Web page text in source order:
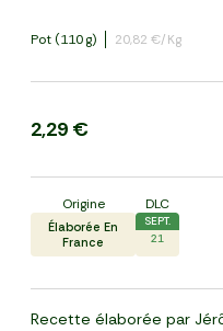
Pot (110 G) 20,82 €/kg
2,29 €
Origine
Élaborée En
France
DLC
SEPT.
21
Recette élaborée par